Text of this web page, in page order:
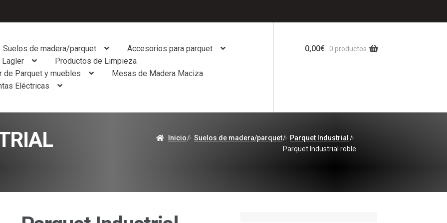
Suelos de madera/parquet
Accesorios para parquet
Lägler
Productos de Limpieza
de Parquet y muebles
Mesas de Madera Maciza
Eléctricas
0,00€ 0 productos
Inicio/ Suelos de madera/parquet/ Parquet Industrial/
Parquet Industrial roble